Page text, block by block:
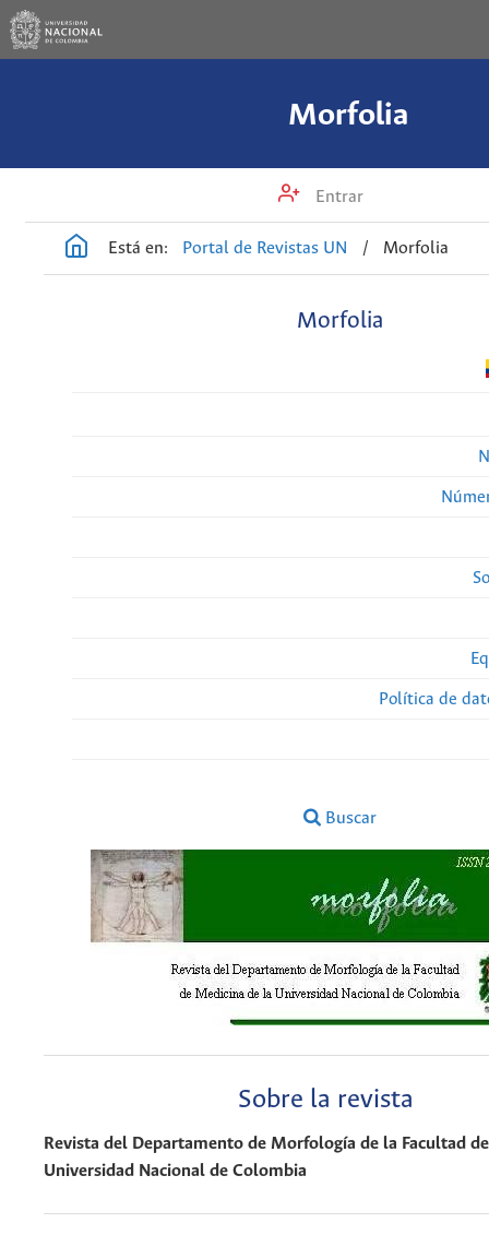
Morfolia
Entrar
Está en: Portal de Revistas UN / Morfolia
Morfolia
Política de
Buscar
Sobre la revista
Revista del Departamento de Morfología de la Facultad
Universidad Nacional de Colombia